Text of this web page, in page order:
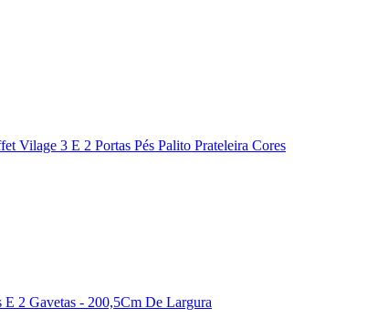
Vilage 3 E 2 Portas Pés Palito Prateleira Cores
2 Gavetas - 200,5Cm De Largura